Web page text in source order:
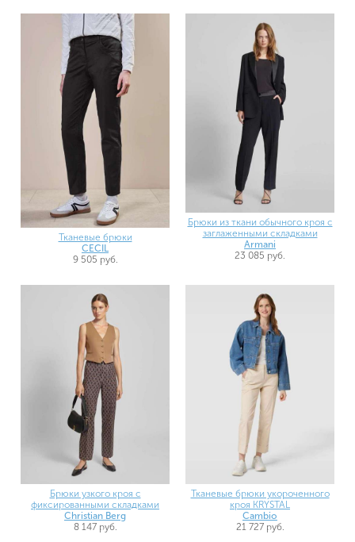
Тканевые брюки
CECIL
9 505 руб.
Брюки из ткани обычного кроя с
заглаженными складками
Armani
23 085 руб.
Брюки узкого кроя с
фиксированными складками
Christian Berg
8 147 руб.
Тканевые брюки укороченного
кроя KRYSTAL
Cambio
21 727 руб.